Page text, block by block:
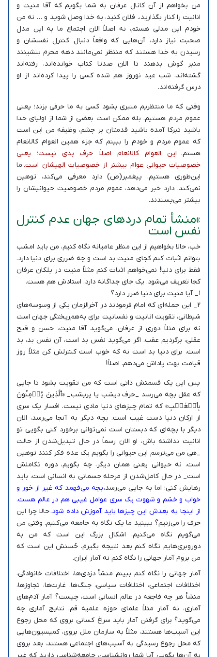
من بخواهم از آن کانال عرفان به شما بگویم که آقا منیت و
انانیت را کنار بگذارید،. فلان کنید، به خدا وصل شوید و … نه من
خودم این مدلی هستم، نه اصلاً الان اجتماع ما به این مدل
صحبت نیاز دارد، آن‌هایی که واقعاً دنبال کنترل نفسشان و
رسیدن به خدا هستند که منتظر نمی‌مانند دهه محرم بنشینند
منبر گوش بدهند تا الان صدتا کتاب خوانده‌اند، رفته‌اند
گشته‌اند، شب عید نوروز هم شده کسی را پیدا کرده‌اند از او
درس گرفته‌اند.
وقتی که ما منتظریم منبری بشود کسی به ما حرفی بزند؛ یعنی
عموم مردم هستیم. بله ممکن است بعضی از شما از اولیای خدا
باشید تبرکا آمده باشید قدمتان بر چشم، وظیفه من این است
که عموم مردم و خودم را ببینم که جزء همین العوام کالانعام
هستم. این العوام کالانعام اصلاً حرف بدی نیست؛ یعنی
خصوصیات حیوانی عوام بیشتر از خصوصیات الهیشان است.ما
این‌طوری هستیم. پیغمبر(ص) دارد معرفی می‌کند، توهین
نمی‌کند، دارد خبر می‌دهد، عموم مردم خصوصیت حیوانیشان را
بیشتر می‌پسندند.
»منشأ تمام دردهای جهان عدم کنترل
نفس است
خب، حالا بخواهیم از این منظر عامیانه نگاه کنیم، من باید امشب
بتوانم اثبات کنم کجای منیت بد است و چه ضرری برای دنیا دارد.
فقط برای دنیا! نمی‌خواهم اثبات کنم مثلاً منیت در پلکان عرفان
کجا تعریف می‌شود. یک جای جداگانه دارد، استادش هم هست.
۱_ آیا منیت برای دنیا ضرر دارد؟
۲_ این جمله‌ای که امام فرمودند در آخرالزمان یکی از وسوسه‌های
شیطانی، تقویت انانیت و نفسانیت برای به‌هم‌ریختگی جهان است
نه برای مثلاً دوری از عرفان. می‌گوید آقا منیت، حسن‌ و قبح
عقلی، برگردیم عقب، اگر می‌گوید نفس بد است، آن نفس بد، بد
است، برای دنیا بد است نه که خوب است کنترلش کن مثلاً روز
قیامت بهت پاداش می‌دهم. اصلاً!
پس این یک قسمتش ذاتی است که من تقویت بشود تا جایی
که عقل بچه می‌رسد _حرف دیشب یا پریشب_ «ٱلَّذِينَ يُؤۡمِنُونَ
بِٱلۡغَيۡبِ» که تمام چیزهای دنیا مادی نیست. افسار یک سری
از ارکان دنیا دست غیب است. بچه دیگر به آنجا می‌رسد، الان
دیگر با بچه‌ای که دبستان است نمی‌توانی برخورد کنی بگویی تو
انانیت نداشته باش، او الان رسماً در حال تبدیل‌شدن از حالت
_هی من می‌ترسم این حیوانی را بگویم یک عده فکر کنند توهین
است، نه حیوانی یعنی همان دیگر، چه بگویم، دوره تکاملش
است_ در حال کامل‌شدن از مرحله جسمانی به انسانی است، باید
رهایش کنی؛ اما به جایی می‌رسد،بچه می‌فهمد که غیر از خور و
خواب و خشم و شهوت یک سری عوامل غیبی هم در عالم هست.
از اینجا به بعدش این چیزها باید آموزش داده شود.حالا چرا این
حرف را می‌زنیم؟ ببینید ما یک نگاه به جامعه می‌کنیم. وقتی من
می‌گویم نگاه می‌کنیم، اشکال بزرگ این است که من به
دوروبری‌هایم نگاه کنم بعد نتیجه بگیرم. حُسنش این است که
من بروم آمار جهانی را نگاه کنم نه آمار ایران.
آمار جهانی را نگاه کنم ببینم منشأ دزدی‌ها، اختلافات خانوادگی،
اختلافات اجتماعی، اختلافات سیاسی، جنگ‌ها، غارت‌ها، تجاوز‌ها،
منشأ هر چه فاجعه در عالم انسانی است، چیست؟ آمار آدم‌های
آماری، نه آمار مثلاً علمای حوزه علمیه قم. نتایج آماری چه
می‌گوید؟ برای گرفتن آمار باید سراغ کسانی بروی که محل رجوع
این آسیب‌ها هستند، مثلاً به سازمان ملل بروی، کمیسیون‌هایی
که محل رجوع رسیدگی به آسیب‌های اجتماعی هستند، بعد بروی